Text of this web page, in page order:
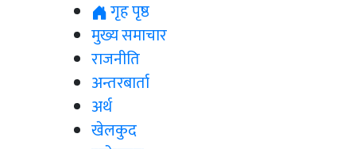
गृह पृष्ठ
मुख्य समाचार
राजनीति
अन्तरबार्ता
अर्थ
खेलकुद